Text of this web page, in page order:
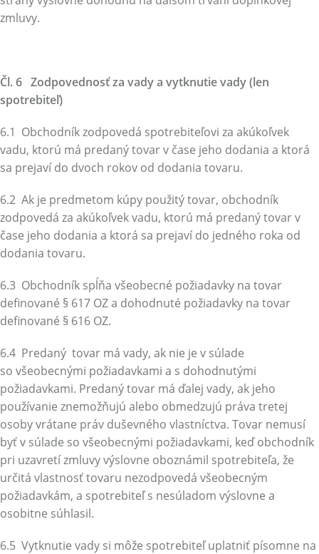
zmluvy.
Čl. 6 Zodpovednosť za vady a vytknutie vady (len
spotrebiteľ)
6.1 Obchodník zodpovedá spotrebiteľovi za akúkoľvek
vadu, ktorú má predaný tovar v čase jeho dodania a ktorá
sa prejaví do dvoch rokov od dodania tovaru.
6.2 Ak je predmetom kúpy použitý tovar, obchodník
zodpovedá za akúkoľvek vadu, ktorú má predaný tovar v
čase jeho dodania a ktorá sa prejaví do jedného roka od
dodania tovaru.
6.3 Obchodník spĺňa všeobecné požiadavky na tovar
definované § 617 OZ a dohodnuté požiadavky na tovar
definované § 616 OZ.
6.4 Predaný tovar má vady, ak nie je v súlade
so všeobecnými požiadavkami a s dohodnutými
požiadavkami. Predaný tovar má ďalej vady, ak jeho
používanie znemožňujú alebo obmedzujú práva tretej
osoby vrátane práv duševného vlastníctva. Tovar nemusí
byť v súlade so všeobecnými požiadavkami, keď obchodník
pri uzavretí zmluvy výslovne oboznámil spotrebiteľa, že
určitá vlastnosť tovaru nezodpovedá všeobecným
požiadavkám, a spotrebiteľ s nesúladom výslovne a
osobitne súhlasil.
6.5 Vytknutie vady si môže spotrebiteľ uplatniť písomne na